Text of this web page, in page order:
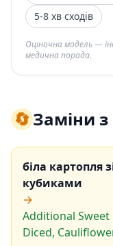
5-8 хв сходів
Оціночна модель —
медична порада.
🔄Заміни
біла картопля
кубиками
→
Additional Sweet
Diced,